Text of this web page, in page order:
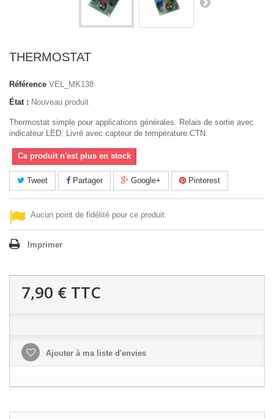
THERMOSTAT
Référence VEL_MK138
État : Nouveau produit
Thermostat simple pour applications générales. Relais de sortie avec
indicateur LED. Livré avec capteur de température CTN.
Ce produit n'est plus en stock
Tweet Partager Google+ Pinterest
Aucun point de fidélité pour ce produit.
Imprimer
7,90 € TTC
Ajouter à ma liste d'envies